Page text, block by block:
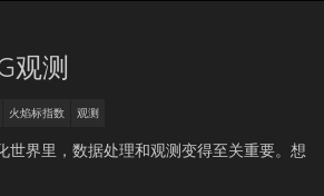
观测
火焰标指数 观测
界里，数据处理和观测变得至关重要。想